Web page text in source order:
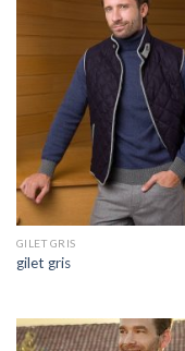
GILET GRIS
gilet gris